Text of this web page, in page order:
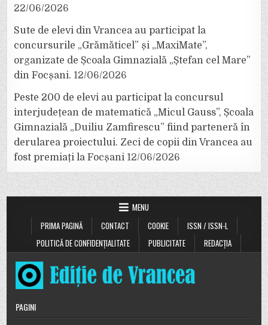
22/06/2026
Sute de elevi din Vrancea au participat la
concursurile „Grămăticel” și „MaxiMate”,
organizate de Școala Gimnazială „Ștefan cel Mare”
din Focșani. 12/06/2026
Peste 200 de elevi au participat la concursul
interjudețean de matematică „Micul Gauss”, Școala
Gimnazială „Duiliu Zamfirescu” fiind parteneră în
derularea proiectului. Zeci de copii din Vrancea au
fost premiați la Focșani 12/06/2026
MENU
PRIMA PAGINĂ
CONTACT COOKIE
ISSN / ISSN-L
POLITICĂ DE CONFIDENȚIALITATE
PUBLICITATE REDACȚIA
PAGINI